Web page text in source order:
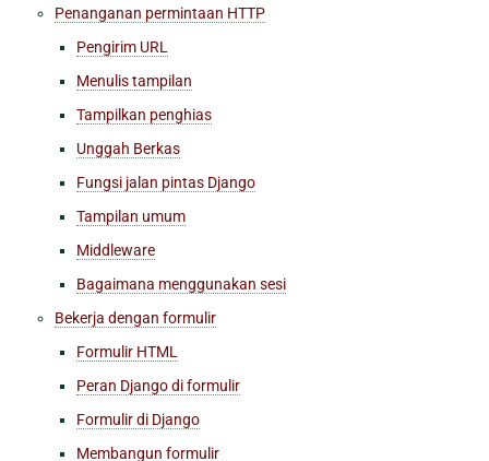
Penanganan permintaan HTTP
Pengirim URL
Menulis tampilan
Tampilkan penghias
Unggah Berkas
Fungsi jalan pintas Django
Tampilan umum
Middleware
Bagaimana menggunakan sesi
Bekerja dengan formulir
Formulir HTML
Peran Django di formulir
Formulir di Django
Membangun formulir